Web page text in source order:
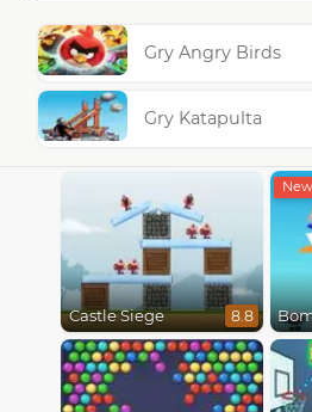
Gry Angry Birds
Gry Katapulta
Castle Siege 8.8